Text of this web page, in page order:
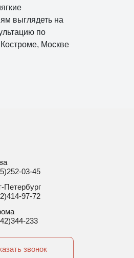
выглядеть на
по
Москве
03-45
Петербург
97-72
233
звонок